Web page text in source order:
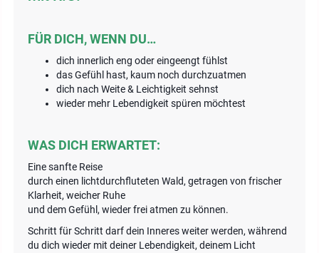
FÜR DICH, WENN DU…
dich innerlich eng oder eingeengt fühlst
das Gefühl hast, kaum noch durchzuatmen
dich nach Weite & Leichtigkeit sehnst
wieder mehr Lebendigkeit spüren möchtest
WAS DICH ERWARTET:
Eine sanfte Reise
durch einen lichtdurchfluteten Wald, getragen von frischer
Klarheit, weicher Ruhe
und dem Gefühl, wieder frei atmen zu können.
Schritt für Schritt darf dein Inneres weiter werden, während
du dich wieder mit deiner Lebendigkeit, deinem Licht